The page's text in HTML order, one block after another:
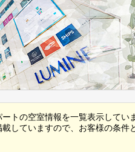
トの空室情報を一覧表示してい
していますので、お客様の条件